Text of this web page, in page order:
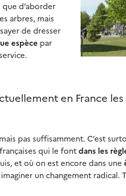
que d’aborder
arbres, mais
de dresser
espèce par
en France
pas suffisamment. C’est
qui le fontdans les
et où on est encore dans une
un changement